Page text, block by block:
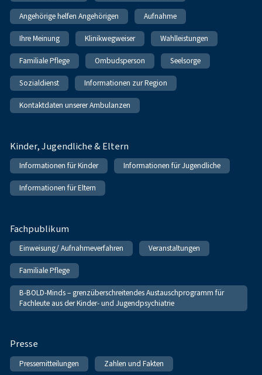
Angehörige helfen Angehörigen Aufnahme
Ihre Meinung Klinikwegweiser Wahlleistungen
Familiale Pflege Ombudsperson Seelsorge
Sozialdienst Informationen zur Region
Kontaktdaten unserer Ambulanzen
Kinder, Jugendliche & Eltern
Informationen für Kinder Informationen für Jugendliche
Informationen für Eltern
Fachpublikum
Einweisung/ Aufnahmeverfahren Veranstaltungen
Familiale Pflege
B-BOLD-Minds – grenzüberschreitendes Austauschprogramm für
Fachleute aus der Kinder- und Jugendpsychiatrie
Presse
Pressemitteilungen Zahlen und Fakten